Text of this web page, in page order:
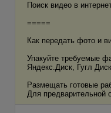
Поиск видео в
=====
Как передать фото и
Упакуйте требуемые
Яндекс.Диск, Гугл
Размещать готовые
Для предварительной